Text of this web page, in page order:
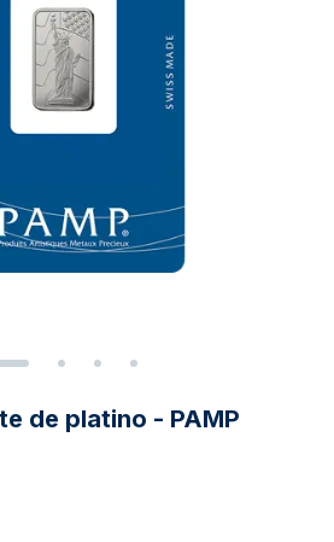
de platino - PAMP